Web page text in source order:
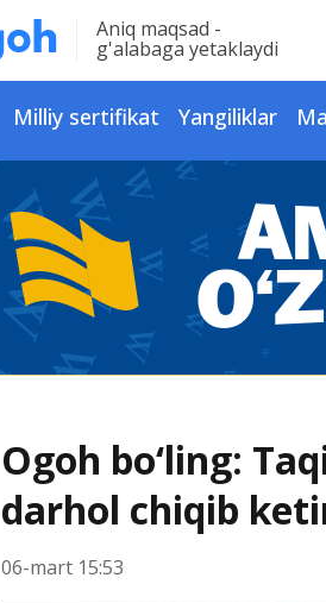
Aniq maqsad -
g'alabaga yetaklaydi
Milliy sertifikat Yangiliklar
Ogoh bo‘ling:
darhol chiqib
06-mart 15:53